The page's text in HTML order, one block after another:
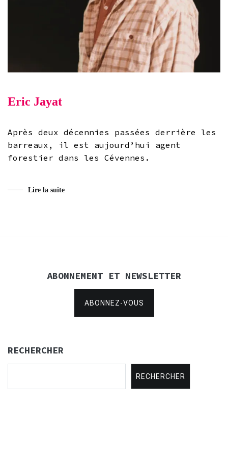
Eric Jayat
Après deux décennies passées derrière les
barreaux, il est aujourd’hui agent
forestier dans les Cévennes.
Lire la suite
ABONNEMENT ET NEWSLETTER
ABONNEZ-VOUS
RECHERCHER
RECHERCHER